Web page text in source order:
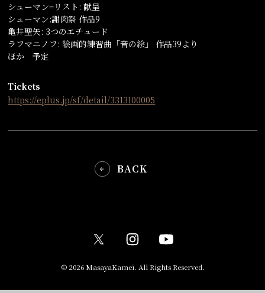
シューマン=リスト: 献呈
シューマン:謝肉祭 作品9
亀井聖矢: 3つのエチュード
ラフマニノフ: 絵画的練習曲「音の絵」 作品39より
ほか 予定
Tickets
https://eplus.jp/sf/detail/3313100005
BACK
© 2026 MasayaKamei. All Rights Reserved.